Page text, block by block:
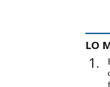
LO
1